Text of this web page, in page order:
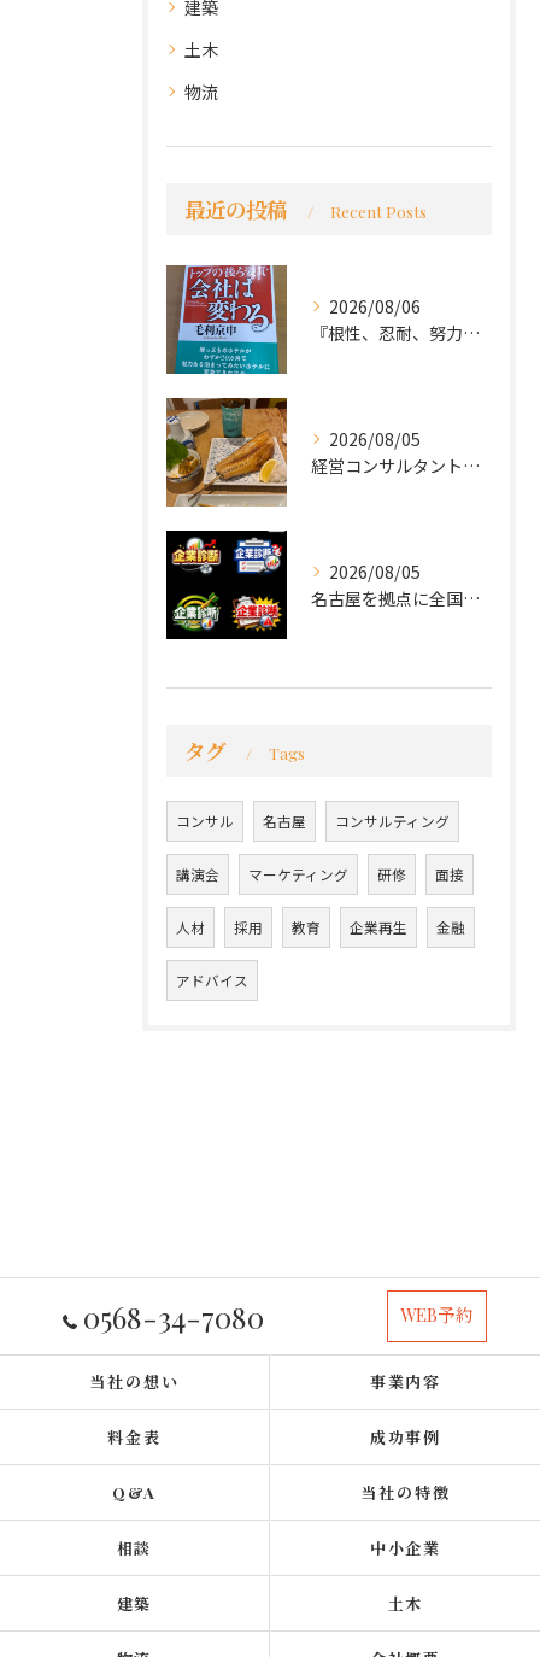
建築
土木
物流
最近の投稿 Recent Posts
2026/08/06
『根性、忍耐、努力という言葉は死語なのか』
2026/08/05
経営コンサルタントのモーちゃん・毛利京申です。
2026/08/05
名古屋を拠点に全国で活動する 経営コンサルタントの 毛利京申...
タグ Tags
コンサル 名古屋 コンサルティング
講演会 マーケティング 研修 面接
人材 採用 教育 企業再生 金融
アドバイス
0568-34-7080 WEB予約
当社の想い 事業内容
料金表 成功事例
Q&A 当社の特徴
相談 中小企業
建築 土木